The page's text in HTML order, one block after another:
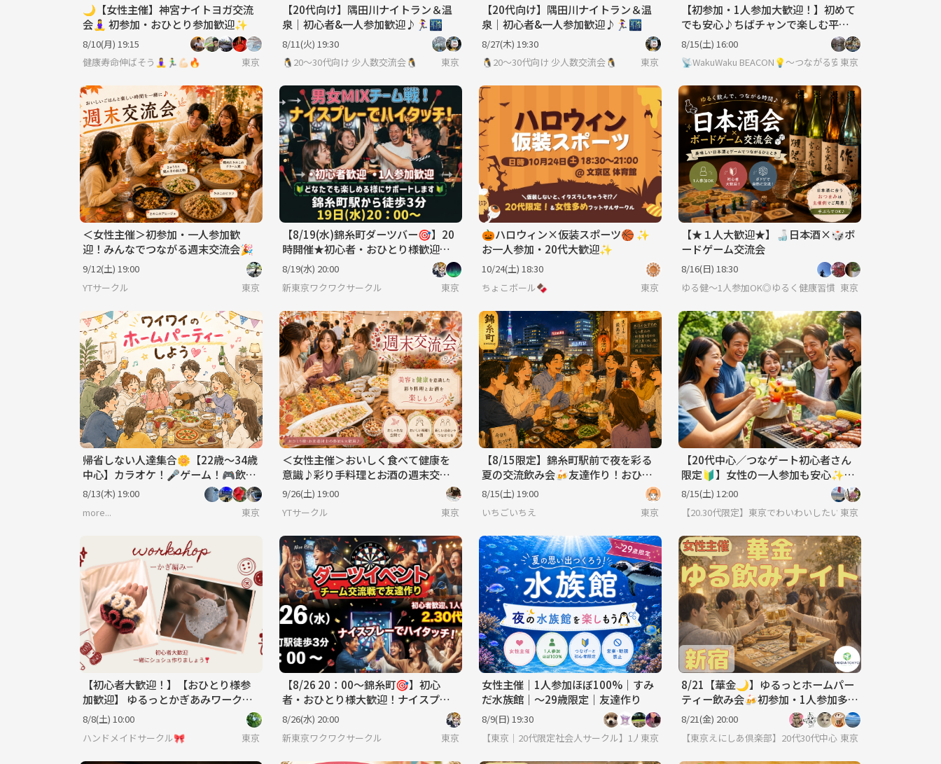
🌙【女性主催】神宮ナイトヨガ交流
会🧘‍♀️ 初参加・おひとり参加歓迎✨
8/10(月) 19:15
健康寿命伸ばそう🧘‍♀️🏃‍♂️💪🏻🔥
東京
【20代向け】隅田川ナイトラン＆温
泉｜初心者&一人参加歓迎♪🏃‍♀️🌃
8/11(火) 19:30
🐧20〜30代向け 少人数交流会🐧
東京
【20代向け】隅田川ナイトラン＆温
泉｜初心者&一人参加歓迎♪🏃‍♀️🌃
8/27(木) 19:30
🐧20〜30代向け 少人数交流会🐧
東京
​【初参加・1人参加大歓迎！】初めて
でも安心♪ちばチャンで楽しむ平成
生まれ交流会🍻
8/15(土) 16:00
📡WakuWaku BEACON💡～つながる安心のサードプレイス✨
東京
＜女性主催＞初参加・一人参加歓
迎！みんなでつながる週末交流会🎉
9/12(土) 19:00
YTサークル
東京
【8/19(水)錦糸町ダーツバー🎯】20
時開催★初心者・おひとり様歓迎！
男女MIXチーム戦ナイスプレーでハイ
タッチ🙌
8/19(水) 20:00
新東京ワクワクサークル
東京
🎃ハロウィン×仮装スポーツ🏀 ✨
お一人参加・20代大歓迎✨
10/24(土) 18:30
ちょこボール🍫
東京
【★１人大歓迎★】🍶日本酒×🎲ボ
ードゲーム交流会
8/16(日) 18:30
ゆる健〜1人参加OK◎ゆるく健康習慣＆交流サークル
東京
帰省しない人達集合🌼【22歳～34歳
中心】カラオケ！🎤ゲーム！🎮飲
み！🍻みんなでワイワイする会🗣️💕
8/13(木) 19:00
more...
東京
＜女性主催＞おいしく食べて健康を
意識♪彩り手料理とお酒の週末交流
会🍹初参加・一人参加歓迎✨
9/26(土) 19:00
YTサークル
東京
【8/15限定】錦糸町駅前で夜を彩る
夏の交流飲み会🍻友達作り！おひと
り参加・初心者大歓迎✨
8/15(土) 19:00
いちごいちえ
東京
【20代中心／つなゲート初心者さん
限定🔰】女性の一人参加も安心✨手
ぶらで楽しむ木場公園BBQ🍖
8/15(土) 12:00
【20.30代限定】東京でわいわいしたいコミュニティ
東京
【初心者大歓迎！】【おひとり様参
加歓迎】 ゆるっとかぎあみワークシ
ョップ🧶🤍
8/8(土) 10:00
ハンドメイドサークル🎀
東京
【8/26 20：00〜錦糸町🎯】初心
者・おひとり様大歓迎！ナイスプレ
ーでハイタッチ＆友達づくり✨
8/26(水) 20:00
新東京ワクワクサークル
東京
女性主催｜1人参加ほぼ100%｜すみ
だ水族館｜〜29歳限定｜友達作り
8/9(日) 19:30
【東京｜20代限定社会人サークル】1人参加ほぼ100％｜少人数ゆる交流会
東京
8/21【華金🌙】ゆるっとホームパー
ティー飲み会🍻初参加・1人参加多
数！
8/21(金) 20:00
【東京えにしあ倶楽部】20代30代中心！社会人のための“もう
東京